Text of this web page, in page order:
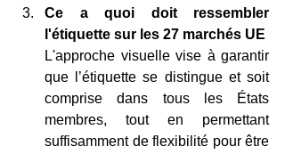
Ce a quoi doit ressembler
l'étiquette sur les 27 marchés UE
L'approche visuelle vise à garantir
que l’étiquette se distingue et soit
comprise dans tous les États
membres, tout en permettant
suffisamment de flexibilité pour être